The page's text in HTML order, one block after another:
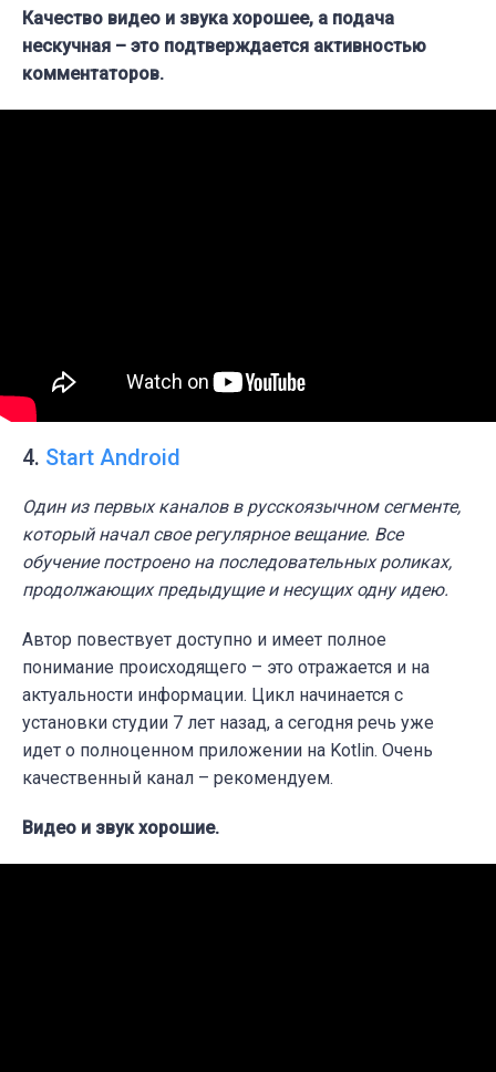
Качество видео и звука хорошее, а подача
нескучная – это подтверждается активностью
комментаторов.
4. Start Android
Один из первых каналов в русскоязычном сегменте,
который начал свое регулярное вещание. Все
обучение построено на последовательных роликах,
продолжающих предыдущие и несущих одну идею.
Автор повествует доступно и имеет полное
понимание происходящего – это отражается и на
актуальности информации. Цикл начинается с
установки студии 7 лет назад, а сегодня речь уже
идет о полноценном приложении на Kotlin. Очень
качественный канал – рекомендуем.
Видео и звук хорошие.